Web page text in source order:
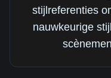
stijlreferenties
nauwkeurige